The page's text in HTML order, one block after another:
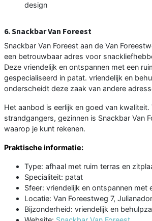
design
6. Snackbar Van Foreest
Snackbar Van Foreest aan de Van
een betrouwbaar adres voor
Deze vriendelijk en ontspannen met een
gespecialiseerd in patat. vriendelijk en
onderscheidt deze zaak van andere
Het aanbod is eerlijk en goed van
strandgangers, gezinnen is Snackbar Van
waarop je kunt rekenen.
Praktische informatie:
Type: afhaal met ruim terras en
Specialiteit: patat
Sfeer: vriendelijk en ontspannen met
Locatie: Van Foreestweg 7,
Bijzonderheid: vriendelijk en